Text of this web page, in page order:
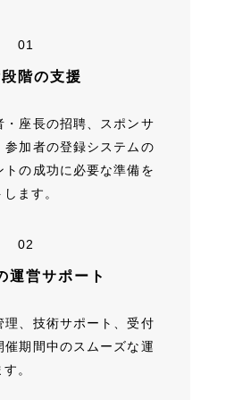
01
階の支援
・座長の招聘、スポンサ
参加者の登録システムの
トの成功に必要な準備を
ます。
02
運営サポート
理、技術サポート、受付
催期間中のスムーズな運
。